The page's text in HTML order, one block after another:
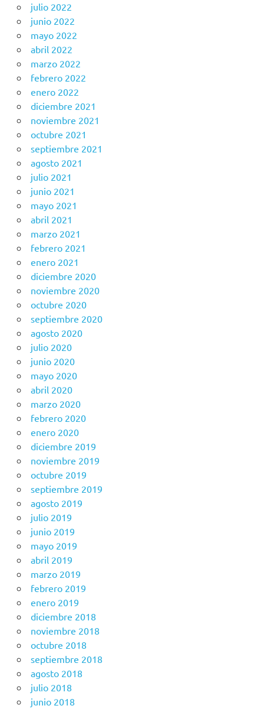
julio 2022
junio 2022
mayo 2022
abril 2022
marzo 2022
febrero 2022
enero 2022
diciembre 2021
noviembre 2021
octubre 2021
septiembre 2021
agosto 2021
julio 2021
junio 2021
mayo 2021
abril 2021
marzo 2021
febrero 2021
enero 2021
diciembre 2020
noviembre 2020
octubre 2020
septiembre 2020
agosto 2020
julio 2020
junio 2020
mayo 2020
abril 2020
marzo 2020
febrero 2020
enero 2020
diciembre 2019
noviembre 2019
octubre 2019
septiembre 2019
agosto 2019
julio 2019
junio 2019
mayo 2019
abril 2019
marzo 2019
febrero 2019
enero 2019
diciembre 2018
noviembre 2018
octubre 2018
septiembre 2018
agosto 2018
julio 2018
junio 2018